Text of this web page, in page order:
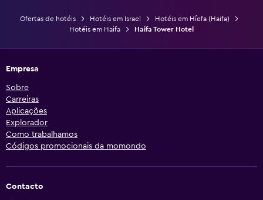
Ofertas de hotéis Hotéis em Israel
Hotéis em Híefa (Haifa)
Hotéis em Haifa
Haifa Tower Hotel
Empresa
Sobre
Carreiras
Aplicações
Explorador
Como trabalhamos
Códigos promocionais da momondo
Contacto